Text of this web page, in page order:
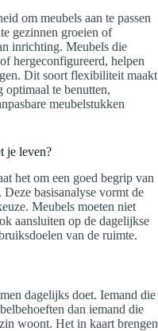
om meubels aan te passen
gezinnen groeien of
inrichting. Meubels die
hergeconfigureerd, helpen
Dit soort flexibiliteit maakt
te benutten,
meubelstukken
je leven?
het om een goed begrip van
basisanalyse vormt de
Meubels moeten niet
aansluiten op de dagelijkse
van de ruimte.
dagelijks doet. Iemand die
dan iemand die
woont. Het in kaart brengen